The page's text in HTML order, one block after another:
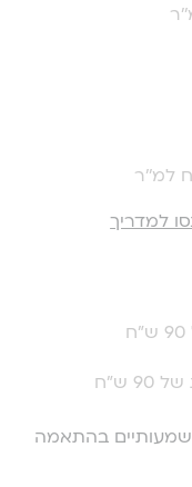
למדריך
ש"ח
משמעותיים בהתאמה